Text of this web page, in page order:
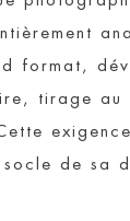
format,
tirage au
de sa